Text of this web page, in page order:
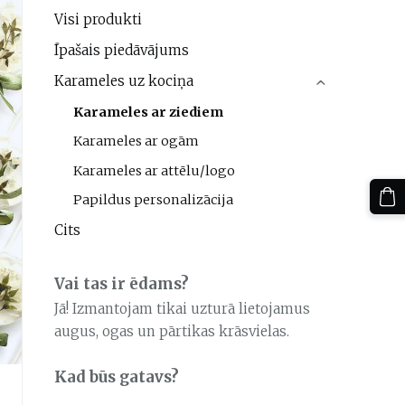
Visi produkti
Īpašais piedāvājums
Karameles uz kociņa
Karameles ar ziediem
Karameles ar ogām
Karameles ar attēlu/logo
Papildus personalizācija
›
Cits
Vai tas ir ēdams?
Jā! Izmantojam tikai uzturā lietojamus
augus, ogas un pārtikas krāsvielas.
Kad būs gatavs?